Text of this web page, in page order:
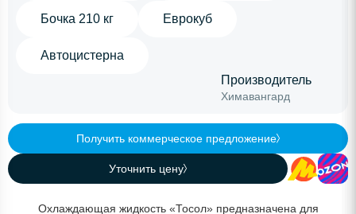
Бочка 210 кг Еврокуб
Автоцистерна
Производитель
Химавангард
Получить коммерческое предложение
Уточнить цену
Охлаждающая жидкость «Тосол» предназначена для